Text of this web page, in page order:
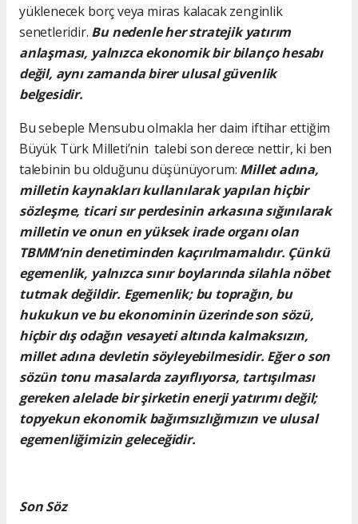
yüklenecek borç veya miras kalacak zenginlik
senetleridir. Bu nedenle her stratejik yatırım
anlaşması, yalnızca ekonomik bir bilanço hesabı
değil, aynı zamanda birer ulusal güvenlik
belgesidir.
Bu sebeple Mensubu olmakla her daim iftihar ettiğim
Büyük Türk Milleti’nin talebi son derece nettir, ki ben
talebinin bu olduğunu düşünüyorum: Millet adına,
milletin kaynakları kullanılarak yapılan hiçbir
sözleşme, ticari sır perdesinin arkasına sığınılarak
milletin ve onun en yüksek irade organı olan
TBMM’nin denetiminden kaçırılmamalıdır. Çünkü
egemenlik, yalnızca sınır boylarında silahla nöbet
tutmak değildir. Egemenlik; bu toprağın, bu
hukukun ve bu ekonominin üzerinde son sözü,
hiçbir dış odağın vesayeti altında kalmaksızın,
millet adına devletin söyleyebilmesidir. Eğer o son
sözün tonu masalarda zayıflıyorsa, tartışılması
gereken alelade bir şirketin enerji yatırımı değil;
topyekun ekonomik bağımsızlığımızın ve ulusal
egemenliğimizin geleceğidir.
Son Söz